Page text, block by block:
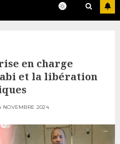
en charge
et la libération
NOVEMBRE 2024